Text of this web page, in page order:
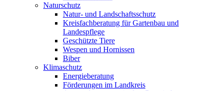
Naturschutz
Natur- und Landschaftsschutz
Kreisfachberatung für Gartenbau und
Landespflege
Geschützte Tiere
Wespen und Hornissen
Biber
Klimaschutz
Energieberatung
Förderungen im Landkreis